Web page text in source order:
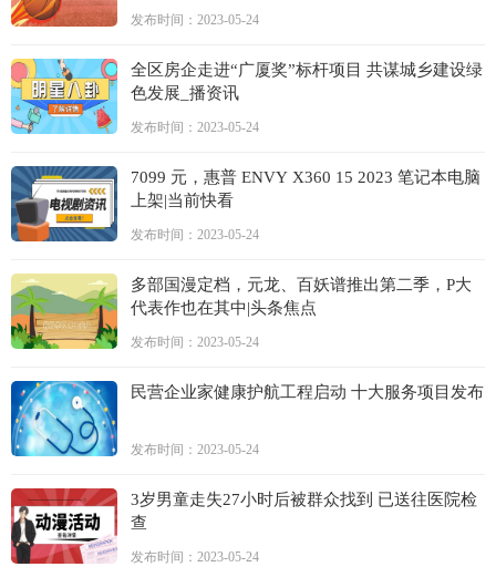
发布时间：2023-05-24
全区房企走进“广厦奖”标杆项目 共谋城乡建设绿
色发展_播资讯
发布时间：2023-05-24
7099 元，惠普 ENVY X360 15 2023 笔记本电脑
上架|当前快看
发布时间：2023-05-24
多部国漫定档，元龙、百妖谱推出第二季，P大
代表作也在其中|头条焦点
发布时间：2023-05-24
民营企业家健康护航工程启动 十大服务项目发布
发布时间：2023-05-24
3岁男童走失27小时后被群众找到 已送往医院检
查
发布时间：2023-05-24